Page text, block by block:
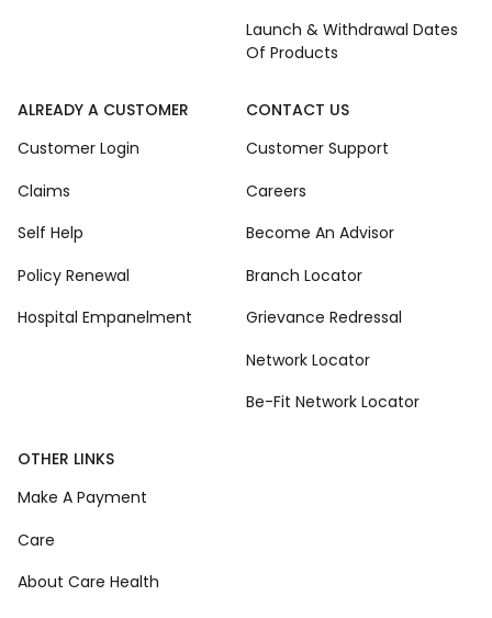
Launch & Withdrawal Dates
Of Products
ALREADY A CUSTOMER
Customer Login
Claims
Self Help
Policy Renewal
Hospital Empanelment
CONTACT US
Customer Support
Careers
Become An Advisor
Branch Locator
Grievance Redressal
Network Locator
Be-Fit Network Locator
OTHER LINKS
Make A Payment
Care
About Care Health